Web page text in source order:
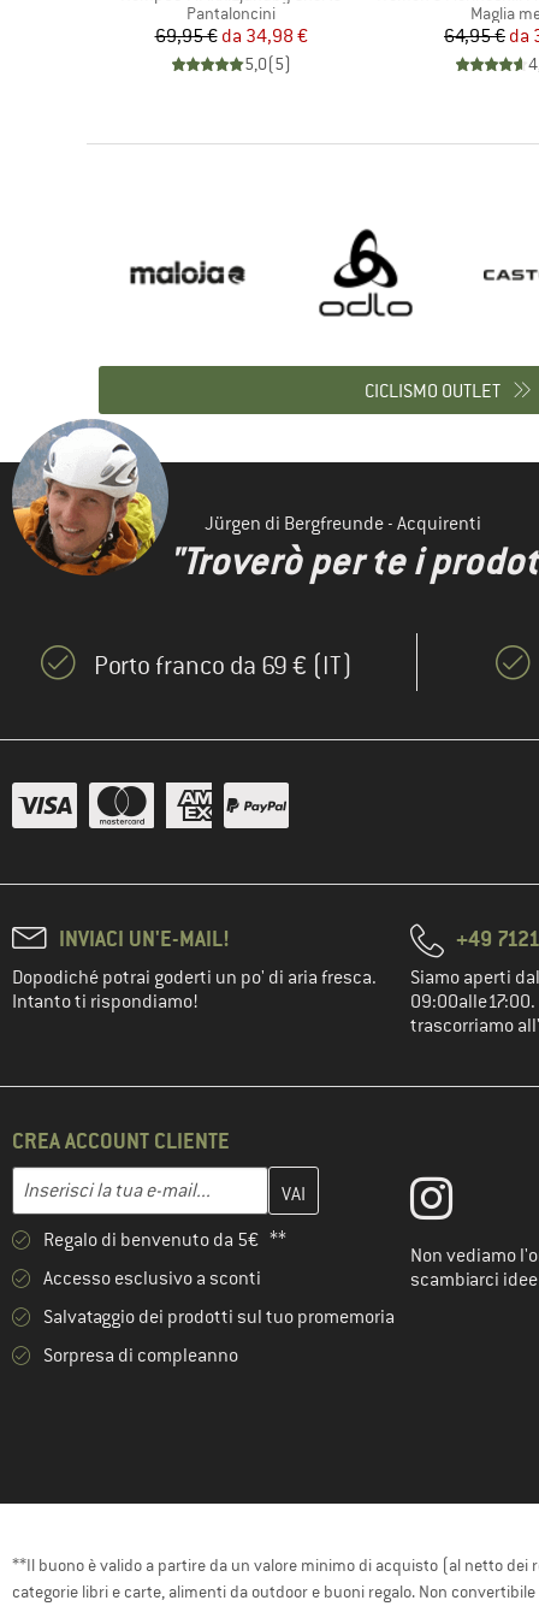
Gruppo di prodotti
Pantaloncini
Prezzo
69,95 € Prezzo ridotto
da 34,98 €
5,0(5)
Gruppo
Maglia
64,95 € da
CICLISMO OUTLET
Jürgen di Bergfreunde - Acquirenti
"Troverò per te i
Porto franco da 69 € (IT)
INVIACI UN'E-MAIL!
Dopodiché potrai goderti un po' di aria fresca.
Intanto ti rispondiamo!
+49
Siamo aperti
trascorriamo
CREA ACCOUNT CLIENTE
Indirizzo e-mail
Inserisci qui il tuo indirizzo e-mail e crea il tuo account cliente
Regalo di benvenuto da 5€ **
Accesso esclusivo a sconti
Salvataggio dei prodotti sul tuo promemoria
Sorpresa di compleanno
Non vediamo
scambiarci
**Il buono è valido a partire da un valore minimo di acquisto (al netto
categorie libri e carte, alimenti da outdoor e buoni regalo. Non